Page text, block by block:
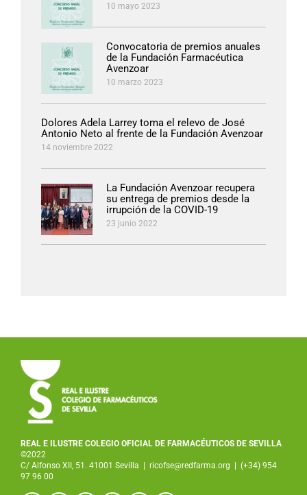
10 mayo 2023
Convocatoria de premios anuales
de la Fundación Farmacéutica
Avenzoar
10 marzo 2023
Dolores Adela Larrey toma el relevo de José
Antonio Neto al frente de la Fundación Avenzoar
14 noviembre 2022
La Fundación Avenzoar recupera
su entrega de premios desde la
irrupción de la COVID-19
23 junio 2022
REAL E ILUSTRE COLEGIO OFICIAL DE FARMACÉUTICOS DE SEVILLA
©2022
C/ Alfonso XII, 51. 41001 Sevilla | ricofse@redfarma.org | (+34) 954
97 96 00